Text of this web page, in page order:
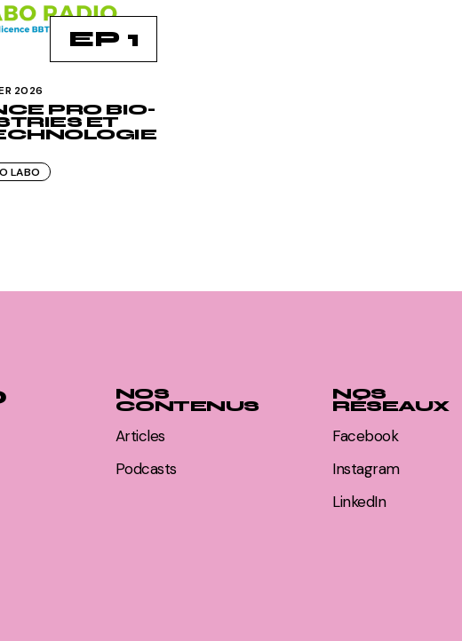
EP 1
2026
PRO BIO-
ET
LABO
NOS
CONTENUS
Articles
Podcasts
NOS
RÉSEAUX
Facebook
Instagram
LinkedIn